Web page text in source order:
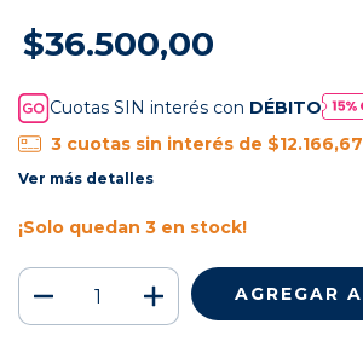
$36.500,00
Cuotas SIN interés con DÉBITO
3 cuotas sin interés de $12.166,67
Ver más detalles
¡Solo quedan 3 en stock!